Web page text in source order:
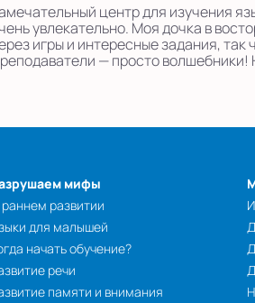
центр для изучения
увлекательно. Моя дочка в
игры и интересные задания,
— просто
мифы
развитии
для малышей
начать обучение?
речи
памяти и внимания